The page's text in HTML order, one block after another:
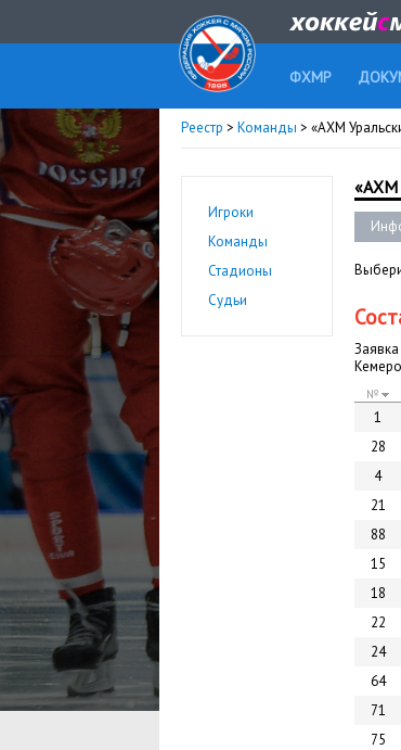
ФХМР
Реестр > Команды > «АХМ
Игроки
Команды
Стадионы
Судьи
«АХМ
№
1
28
4
21
88
15
18
22
24
64
71
75